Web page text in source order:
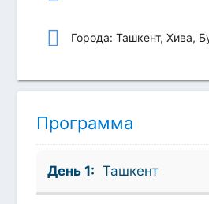
Города: Ташкент, Хива,
Программа
День 1: Ташкент